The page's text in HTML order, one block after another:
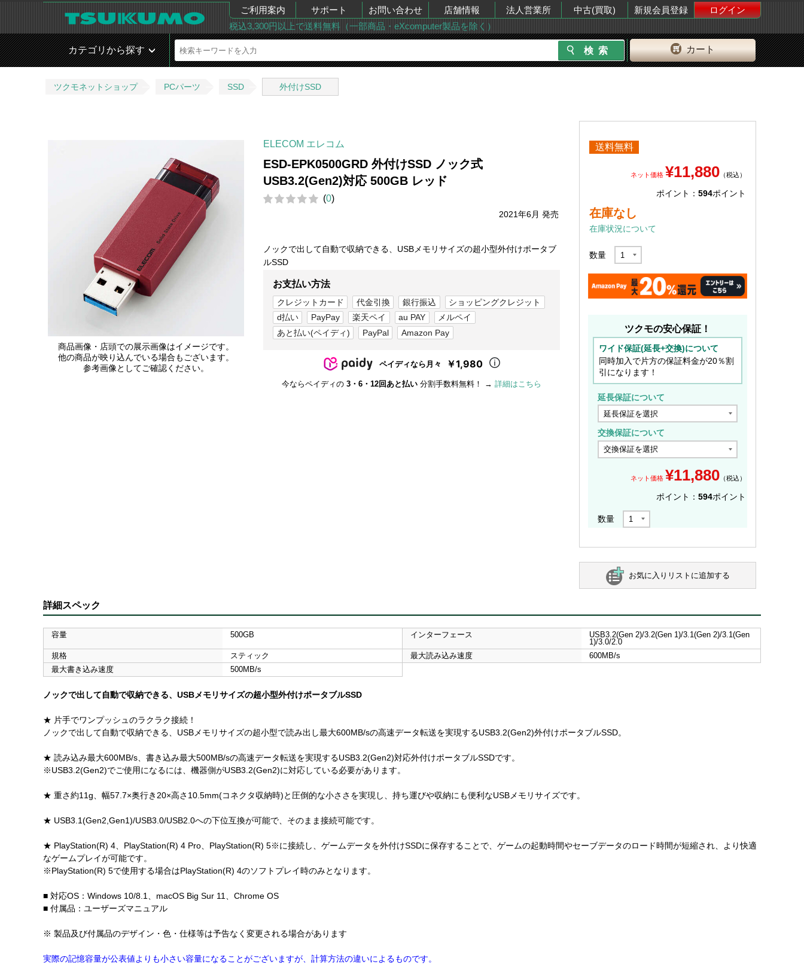
ご利用案内 サポート お問い合わせ 店舗情報 法人営業所 中古(買取) 新規会員登録
ログイン
税込3,300円以上で送料無料（一部商品・eXcomputer製品を除く）
カート
カテゴリから探す
ツクモネットショップ PCパーツ SSD 外付けSSD
商品画像・店頭での展示画像はイメージです。
他の商品が映り込んでいる場合もございます。
参考画像としてご確認ください。
ELECOM エレコム
ESD-EPK0500GRD 外付けSSD ノック式
USB3.2(Gen2)対応 500GB レッド
(0)
2021年6月 発売
ノックで出して自動で収納できる、USBメモリサイズの超小型外付けポータブ
ルSSD
お支払い方法
クレジットカード 代金引換 銀行振込
ショッピングクレジット
d払い
PayPay 楽天ペイ au PAY
メルペイ
あと払い(ペイディ)
PayPal Amazon Pay
ペイディなら月々 ￥1,980
今ならペイディの 3・6・12回あと払い 分割手数料無料！ → 詳細はこちら
送料無料
ネット価格 ¥11,880 （税込）
ポイント： 594ポイント
在庫なし
在庫状況について
数量
ツクモの安心保証！
ワイド保証(延長+交換)について
同時加入で片方の保証料金が20％割
引になります！
延長保証について
交換保証について
ネット価格 ¥11,880 （税込）
ポイント： 594ポイント
数量
お気に入りリストに追加する
詳細スペック
容量 500GB インターフェース
USB3.2(Gen 2)/3.2(Gen 1)/3.1(Gen 2)/3.1(Gen
1)/3.0/2.0
規格
スティック 最大読み込み速度
600MB/s
最大書き込み速度
500MB/s
ノックで出して自動で収納できる、USBメモリサイズの超小型外付けポータブルSSD
★ 片手でワンプッシュのラクラク接続！
ノックで出して自動で収納できる、USBメモリサイズの超小型で読み出し最大600MB/sの高速データ転送を実現するUSB3.2(Gen2)外付けポータブルSSD。
★ 読み込み最大600MB/s、書き込み最大500MB/sの高速データ転送を実現するUSB3.2(Gen2)対応外付けポータブルSSDです。
※USB3.2(Gen2)でご使用になるには、機器側がUSB3.2(Gen2)に対応している必要があります。
★ 重さ約11g、幅57.7×奥行き20×高さ10.5mm(コネクタ収納時)と圧倒的な小ささを実現し、持ち運びや収納にも便利なUSBメモリサイズです。
★ USB3.1(Gen2,Gen1)/USB3.0/USB2.0への下位互換が可能で、そのまま接続可能です。
★ PlayStation(R) 4、PlayStation(R) 4 Pro、PlayStation(R) 5※に接続し、ゲームデータを外付けSSDに保存することで、ゲームの起動時間やセーブデータのロード時間が短縮され、より快適
なゲームプレイが可能です。
※PlayStation(R) 5で使用する場合はPlayStation(R) 4のソフトプレイ時のみとなります。
■ 対応OS：Windows 10/8.1、macOS Big Sur 11、Chrome OS
■ 付属品：ユーザーズマニュアル
※ 製品及び付属品のデザイン・色・仕様等は予告なく変更される場合があります
実際の記憶容量が公表値よりも小さい容量になることがございますが、計算方法の違いによるものです。